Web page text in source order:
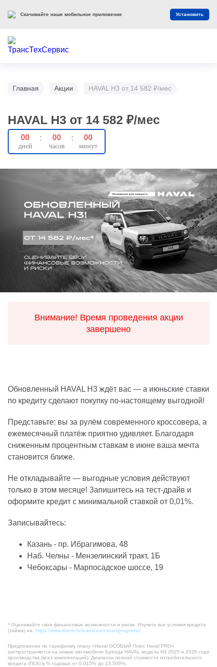
Главная Акции HAVAL H3 от 14 582 ₽/мес
HAVAL H3 от 14 582 ₽/мес
00 : 00 : 00
Внимание! Время проведения акции
завершено
Обновленный HAVAL H3 ждёт вас — а июньские ставки
по кредиту сделают покупку по‑настоящему выгодной!
Представьте: вы за рулём современного кроссовера, а
ежемесячный платёж приятно удивляет. Благодаря
сниженным процентным ставкам в июне ваша мечта
становится ближе.
Не откладывайте — выгодные условия действуют
только в этом месяце! Запишитесь на тест‑драйв и
оформите кредит с минимальной ставкой от 0,01%.
Записывайтесь:
Казань - пр. Ибрагимова, 48
Наб. Челны - Мензелинский тракт, 1Б
Чебоксары - Марпосадское шоссе, 19
* Оценивайте свои финансовые возможности и риски. Изучите все условия кредита
(займа) на: https://www.tbank.ru/loans/auto-loan/programs/
Предложение по тарифному плану «Haval ОСОБЫЙ Плюс Haval PRO»
распространяется на новые автомобили Бренда HAVAL модель H3 2025 и 2026 года
производства (всех комплектаций). Диапазон полной стоимости потребительского
кредита (ПСК) в % годовых от 0,015% до 13,509%.
Скачивайте наше мобильное приложение Установить